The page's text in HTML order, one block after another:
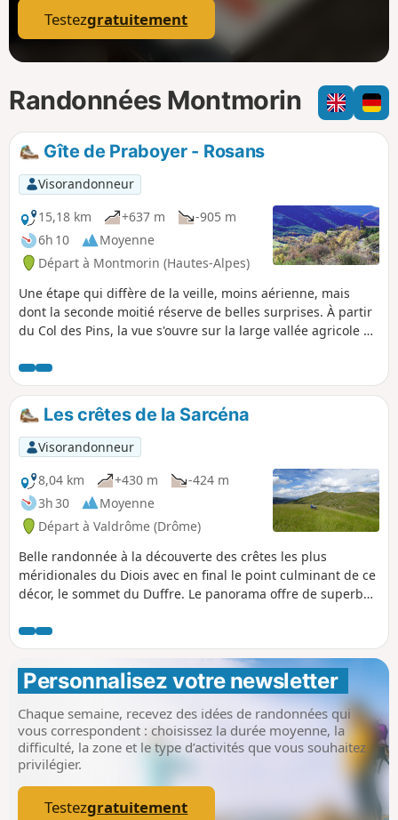
Testezgratuitement
Randonnées Montmorin
Gîte de Praboyer - Rosans
Visorandonneur
15,18 km
+637 m
-905 m
6h 10
Moyenne
Départ à Montmorin (Hautes-Alpes)
Une étape qui diffère de la veille, moins aérienne, mais
dont la seconde moitié réserve de belles surprises. À partir
du Col des Pins, la vue s'ouvre sur la large vallée agricole de
particulièrement fabuleux. À l'aplomb de Rosans, le sentier
plonge, littéralement, vers le vieux village, merveille des
Baronnies.
Les crêtes de la Sarcéna
Visorandonneur
8,04 km
+430 m
-424 m
3h 30
Moyenne
Départ à Valdrôme (Drôme)
Belle randonnée à la découverte des crêtes les plus
méridionales du Diois avec en final le point culminant de ce
décor, le sommet du Duffre. Le panorama offre de superbes
Personnalisez votre newsletter
Chaque semaine, recevez des idées de randonnées qui
vous correspondent : choisissez la durée moyenne, la
difficulté, la zone et le type d’activités que vous souhaitez
privilégier.
Testezgratuitement